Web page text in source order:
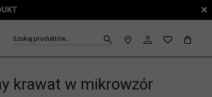
Szukaj produktów...
krawat w mikrowzór